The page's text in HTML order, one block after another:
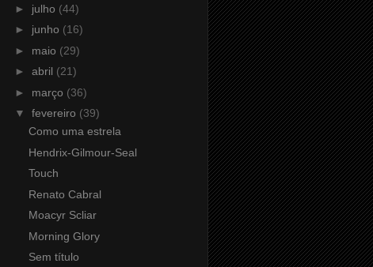
► julho (44)
► junho (16)
► maio (29)
► abril (21)
► março (36)
▼ fevereiro (39)
Como uma estrela
Hendrix-Gilmour-Seal
Touch
Renato Cabral
Moacyr Scliar
Morning Glory
Sem título